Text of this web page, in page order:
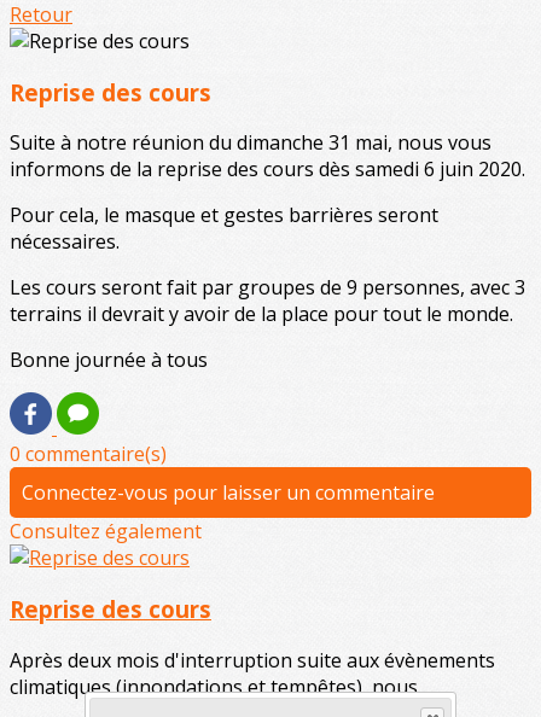
Retour
Reprise des cours
Suite à notre réunion du dimanche 31 mai, nous vous
informons de la reprise des cours dès samedi 6 juin 2020.
Pour cela, le masque et gestes barrières seront
nécessaires.
Les cours seront fait par groupes de 9 personnes, avec 3
terrains il devrait y avoir de la place pour tout le monde.
Bonne journée à tous
0 commentaire(s)
Connectez-vous pour laisser un commentaire
Consultez également
Reprise des cours
Après deux mois d'interruption suite aux évènements
climatiques (innondations et tempêtes), nous...